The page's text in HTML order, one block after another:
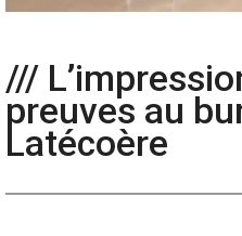
///
preuves au
Latécoère